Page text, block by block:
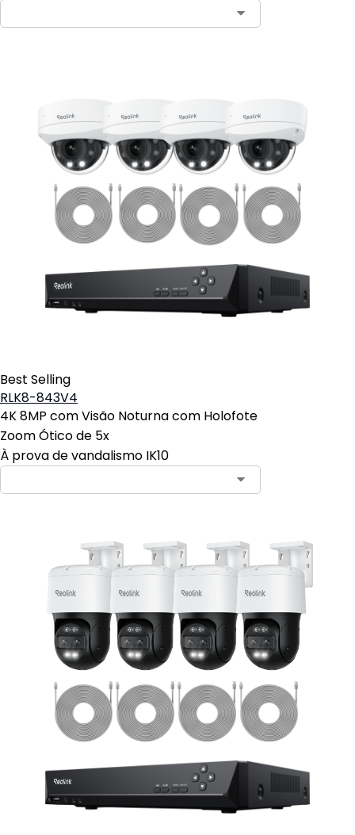
Best Selling
RLK8-843V4
4K 8MP com Visão Noturna com Holofote
Zoom Ótico de 5x
À prova de vandalismo IK10